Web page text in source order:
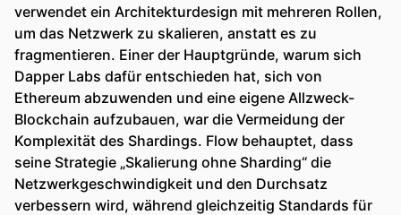
verwendet ein Architekturdesign mit mehreren Rollen,
um das Netzwerk zu skalieren, anstatt es zu
fragmentieren. Einer der Hauptgründe, warum sich
Dapper Labs dafür entschieden hat, sich von
Ethereum abzuwenden und eine eigene Allzweck-
Blockchain aufzubauen, war die Vermeidung der
Komplexität des Shardings. Flow behauptet, dass
seine Strategie „Skalierung ohne Sharding“ die
Netzwerkgeschwindigkeit und den Durchsatz
verbessern wird, während gleichzeitig Standards für